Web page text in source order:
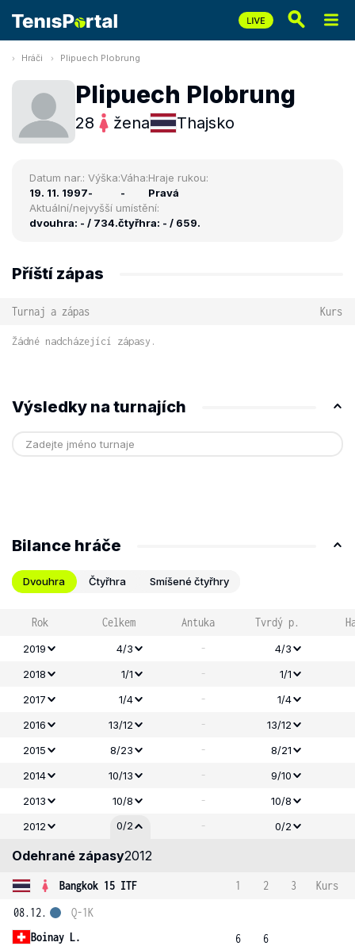
Hráči Plipuech Plobrung
Plipuech Plobrung
28 žena Thajsko
Datum nar.:
19. 11. 1997
Výška:
-
Váha:
-
Hraje rukou:
Pravá
Aktuální/nejvyšší umístění:
dvouhra: - / 734.čtyřhra: - / 659.
Příští zápas
Turnaj a zápas Kurs
Žádné nadcházející zápasy.
Výsledky na turnajích
Bilance hráče
Dvouhra Čtyřhra Smíšené čtyřhry
Rok Celkem Antuka Tvrdý p.
2019 4/3 -
4/3
2018
1/1 -
1/1
2017
1/4 -
1/4
2016
13/12 -
13/12
2015
8/23 -
8/21
2014
10/13 -
9/10
2013
10/8 -
10/8
2012
0/2 - 0/2
Odehrané zápasy2012
Bangkok 15 ITF 1 2 3
Kurs
08.12.
Boinay L.
Q-1K
6
6